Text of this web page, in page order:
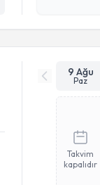
9 Ağu
Paz
Takvim
kapalıdır